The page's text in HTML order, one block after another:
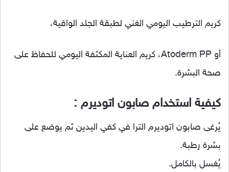
كريم الترطيب اليومي الغني لطبقة الجلد الواقية،
أو Atoderm PP، كريم العناية المكثفة اليومي للحفاظ على
صحة البشرة.
كيفية استخدام صابون اتوديرم :
يُرغى صابون اتوديرم الترا في كفي اليدين ثم يوضع على
بشرة رطبة.
يُغسل بالكامل.